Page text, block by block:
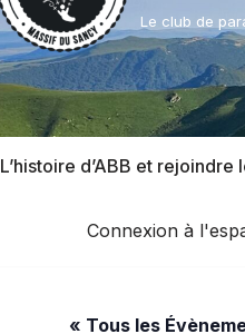
Le club de
L’histoire d’ABB et rejoindre
Connexion à
« Tous les